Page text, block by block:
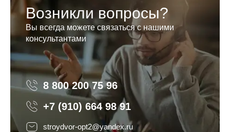
Возникли вопросы?
Вы всегда можете связаться с нашими
консультантами
8 800 200 75 96 8 800 200 75 96
+7 (910) 664 98 91
stroydvor-opt2@yandex.ru